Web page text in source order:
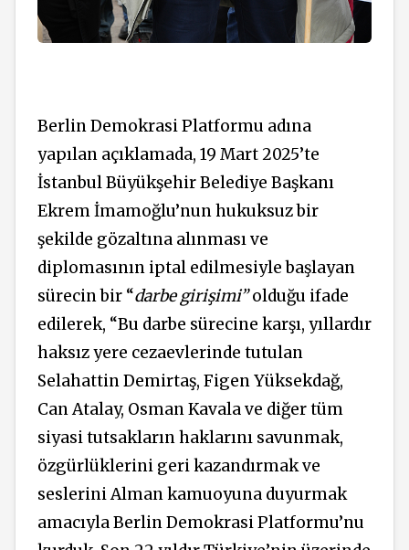
Berlin Demokrasi Platformu adına
yapılan açıklamada, 19 Mart 2025’te
İstanbul Büyükşehir Belediye Başkanı
Ekrem İmamoğlu’nun hukuksuz bir
şekilde gözaltına alınması ve
diplomasının iptal edilmesiyle başlayan
sürecin bir “darbe girişimi” olduğu ifade
edilerek, “Bu darbe sürecine karşı, yıllardır
haksız yere cezaevlerinde tutulan
Selahattin Demirtaş, Figen Yüksekdağ,
Can Atalay, Osman Kavala ve diğer tüm
siyasi tutsakların haklarını savunmak,
özgürlüklerini geri kazandırmak ve
seslerini Alman kamuoyuna duyurmak
amacıyla Berlin Demokrasi Platformu’nu